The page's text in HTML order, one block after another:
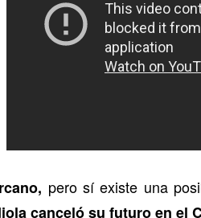
pero sí existe una
canceló su futuro en el